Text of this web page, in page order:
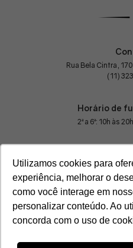
Utilizamos cookies para
experiência, melhorar o
como você interage em
personalizar conteúdo. Ao
concorda com o uso de
Rua Bela Cintra,
(11)
Horário de
2ª a 6ª: 10h às
© Black Tie. Todos os direitos reservados
Razão Social: TUX